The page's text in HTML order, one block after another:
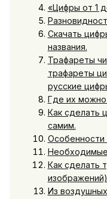
«Цифры от 1
Скачать
названия.
Трафареты
трафареты
русские
Где их можно
Как сделать
самим.
Как сделать
изображений)
Из